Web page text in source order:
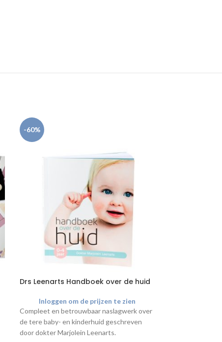
-60%
Drs Leenarts Handboek over de huid
Inloggen om de prijzen te zien
Compleet en betrouwbaar naslagwerk over
de tere baby- en kinderhuid geschreven
door dokter Marjolein Leenarts.